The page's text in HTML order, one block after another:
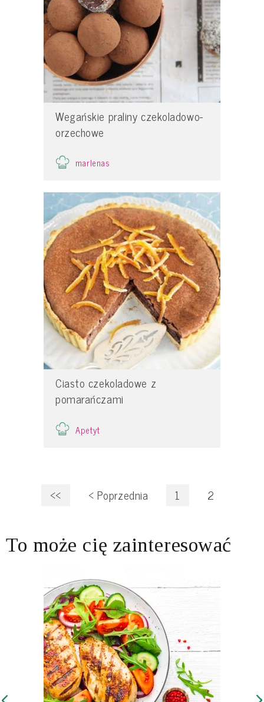
Wegańskie praliny czekoladowo-
orzechowe
marlenas
Ciasto czekoladowe z
pomarańczami
Apetyt
<< < Poprzednia 1 2
To może cię zainteresować